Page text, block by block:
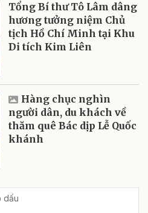
Tổng Bí thư Tô Lâm dâng
hương tưởng niệm Chủ
tịch Hồ Chí Minh tại Khu
Di tích Kim Liên
Hàng chục nghìn
người dân, du khách về
thăm quê Bác dịp Lễ Quốc
khánh